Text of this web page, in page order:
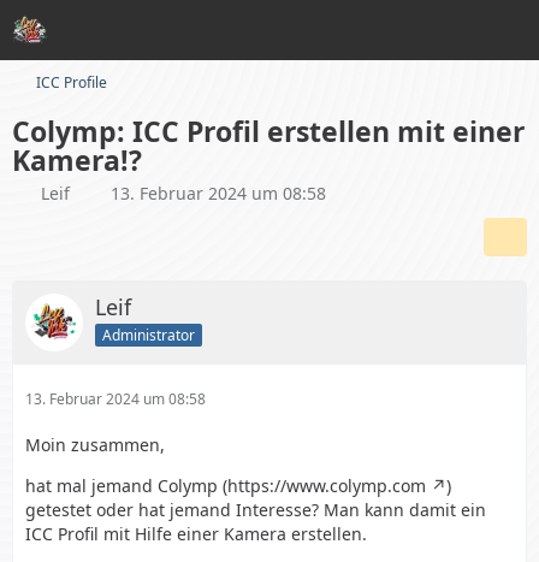
ICC Profile
Colymp: ICC Profil erstellen mit einer
Kamera!?
Leif 13. Februar 2024 um 08:58
Leif
Administrator
13. Februar 2024 um 08:58
Moin zusammen,
hat mal jemand Colymp (https://www.colymp.com
)
getestet oder hat jemand Interesse? Man kann damit ein
ICC Profil mit Hilfe einer Kamera erstellen.